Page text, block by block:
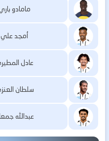
مامادو
أمجد علي
عادل
سلطان
عبدالله